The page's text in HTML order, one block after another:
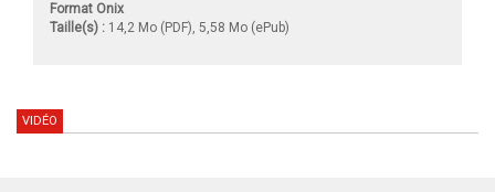
Format Onix
Taille(s) : 14,2 Mo (PDF), 5,58 Mo (ePub)
VIDÉO